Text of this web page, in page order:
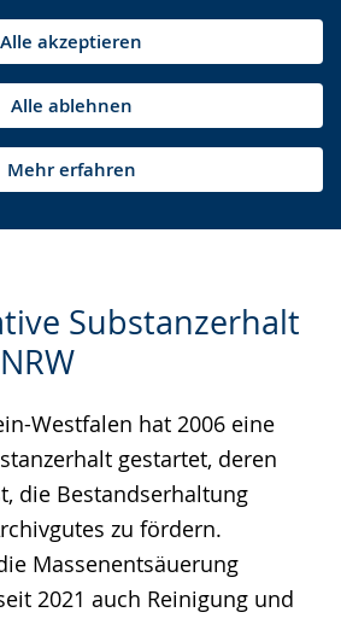
Alle akzeptieren
Alle ablehnen
Mehr erfahren
Substanzerhalt
Westfalen hat 2006 eine
gestartet, deren
die Bestandserhaltung
zu fördern.
Massenentsäuerung
2021 auch Reinigung und